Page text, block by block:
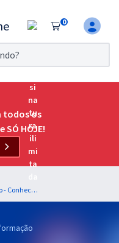
0
da
todos os
HOJE!
MPO - Ministério do Planejamento e Orçamento - Conhecimentos Gerais para Todos os Cargos